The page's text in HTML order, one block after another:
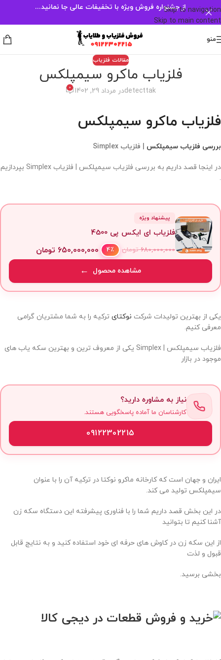
Skip to navigation
Skip to main content
از جشنواره فروش ویژه با تخفیفات عالی جا نمانید...
منو
مقالات فلزیاب
فلزیاب ماکرو سیمپلکس
detecttakدر مرداد 29, 1402 0
فلزیاب ماکرو سیمپلکس
بررسی فلزیاب سیمپلکس | فلزیاب Simplex
در اینجا قصد داریم به بررسی فلزیاب سیمپلکس | فلزیاب Simplex بپردازیم
.
پیشنهاد ویژه
فلزیاب ای ایکس پی 4500
680,000,000 تومان 4٪ 650,000,000 تومان
مشاهده محصول
یکی از بهترین تولیدات شرکت نوکتای ترکیه را به شما مشتریان گرامی
معرفی کنیم.
فلزیاب سیمپلکس | Simplex یکی از معروف ترین و بهترین سکه یاب های
موجود در بازار
نیاز به مشاوره دارید؟
کارشناسان ما آماده پاسخگویی هستند.
09122302215
ایران و جهان است که کارخانه ماکرو نوکتا در ترکیه آن را با عنوان
سیمپلکس تولید می کند.
در این بخش قصد داریم شما را با فناوری پیشرفته این دستگاه سکه زن
آشنا کنیم تا بتوانید
از این سکه زن در کاوش های حرفه ای خود استفاده کنید و به نتایج قابل
قبول و لذت
بخشی برسید.